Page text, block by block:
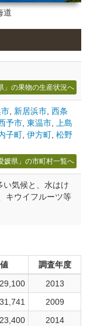
道
」の果物の生産状況へ
新居浜市 西条
予市 東温市
上島
子町 伊方町 松野
媛県」の市町村一覧へ
い気候と、水はけ
キウイフルーツ等
値
調査年度
2013
31,741
2009
23,400
2014